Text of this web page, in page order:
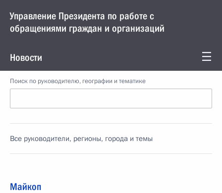
Управление Президента по работе с
обращениями граждан и организаций
Новости
Поиск по руководителю, географии и тематике
Все руководители, регионы, города и темы
Майкоп